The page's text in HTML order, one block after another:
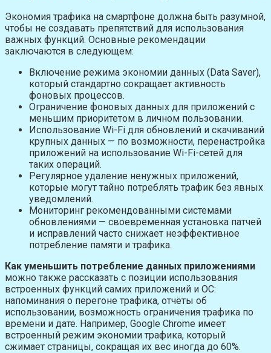
Экономия трафика на смартфоне должна быть разумной,
чтобы не создавать препятствий для использования
важных функций. Основные рекомендации
заключаются в следующем:
Включение режима экономии данных (Data Saver),
который стандартно сокращает активность
фоновых процессов.
Ограничение фоновых данных для приложений с
меньшим приоритетом в личном пользовании.
Использование Wi-Fi для обновлений и скачиваний
крупных данных — по возможности, перенастройка
приложений на использование Wi-Fi-сетей для
таких операций.
Регулярное удаление ненужных приложений,
которые могут тайно потреблять трафик без явных
уведомлений.
Мониторинг рекомендованными системами
обновлениями — своевременная установка патчей
и исправлений часто снижает неэффективное
потребление памяти и трафика.
Как уменьшить потребление данных приложениями
можно также рассказать с позиции использования
встроенных функций самих приложений и ОС:
напоминания о перегоне трафика, отчёты об
использовании, возможность ограничения трафика по
времени и дате. Например, Google Chrome имеет
встроенный режим экономии трафика, который
сжимает страницы, сокращая их вес иногда до 60%.